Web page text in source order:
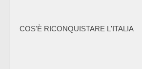
COS'È RICONQUISTARE L'ITALIA